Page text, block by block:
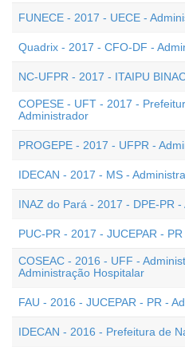
FUNECE - 2017 - UECE -
Quadrix - 2017 - CFO-DF -
NC-UFPR - 2017 - ITAIPU
COPESE - UFT - 2017 -
Administrador
PROGEPE - 2017 - UFPR -
IDECAN - 2017 - MS -
INAZ do Pará - 2017 - DPE-PR
PUC-PR - 2017 - JUCEPAR -
COSEAC - 2016 - UFF -
Administração Hospitalar
FAU - 2016 - JUCEPAR - PR -
IDECAN - 2016 - Prefeitura de